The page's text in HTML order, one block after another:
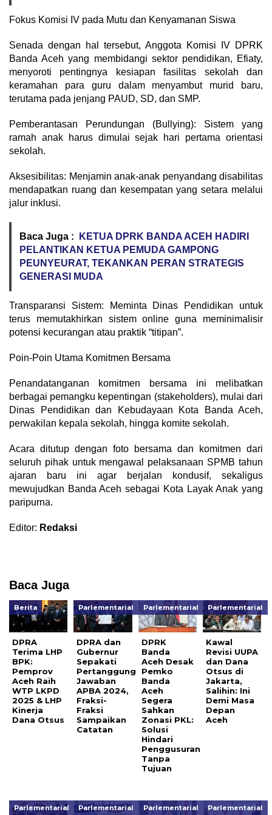
Fokus Komisi IV pada Mutu dan Kenyamanan Siswa
Senada dengan hal tersebut, Anggota Komisi IV DPRK
Banda Aceh yang membidangi sektor pendidikan, Efiaty,
menyoroti pentingnya kesiapan fasilitas sekolah dan
keramahan para guru dalam menyambut murid baru,
terutama pada jenjang PAUD, SD, dan SMP.
Pemberantasan Perundungan (Bullying): Sistem yang
ramah anak harus dimulai sejak hari pertama orientasi
sekolah.
Aksesibilitas: Menjamin anak-anak penyandang disabilitas
mendapatkan ruang dan kesempatan yang setara melalui
jalur inklusi.
Baca Juga :
KETUA DPRK BANDA ACEH HADIRI
PELANTIKAN KETUA PEMUDA GAMPONG
PEUNYEURAT, TEKANKAN PERAN STRATEGIS
GENERASI MUDA
Transparansi Sistem: Meminta Dinas Pendidikan untuk
terus memutakhirkan sistem online guna meminimalisir
potensi kecurangan atau praktik “titipan”.
Poin-Poin Utama Komitmen Bersama
Penandatanganan komitmen bersama ini melibatkan
berbagai pemangku kepentingan (stakeholders), mulai dari
Dinas Pendidikan dan Kebudayaan Kota Banda Aceh,
perwakilan kepala sekolah, hingga komite sekolah.
Acara ditutup dengan foto bersama dan komitmen dari
seluruh pihak untuk mengawal pelaksanaan SPMB tahun
ajaran baru ini agar berjalan kondusif, sekaligus
mewujudkan Banda Aceh sebagai Kota Layak Anak yang
paripurna.
Editor: Redaksi
Baca Juga
Berita
DPRA
Terima LHP
BPK:
Pemprov
Aceh Raih
WTP LKPD
2025 & LHP
Kinerja
Dana Otsus
Parlementarial
DPRA dan
Gubernur
Sepakati
Pertanggung
Jawaban
APBA 2024,
Fraksi-
Fraksi
Sampaikan
Catatan
Parlementarial
DPRK
Banda
Aceh Desak
Pemko
Banda
Aceh
Segera
Sahkan
Zonasi PKL:
Solusi
Hindari
Penggusuran
Tanpa
Tujuan
Parlementarial
Kawal
Revisi UUPA
dan Dana
Otsus di
Jakarta,
Salihin: Ini
Demi Masa
Depan
Aceh
Parlementarial Parlementarial Parlementarial Parlementarial